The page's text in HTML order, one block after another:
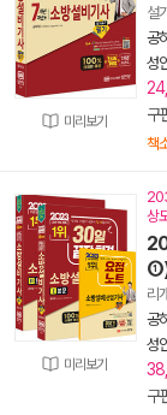
미리보기
설
공
성
구
책
미리보기
상
리
공
성
구